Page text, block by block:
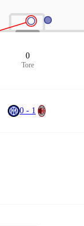
0
Tore
0 - 1